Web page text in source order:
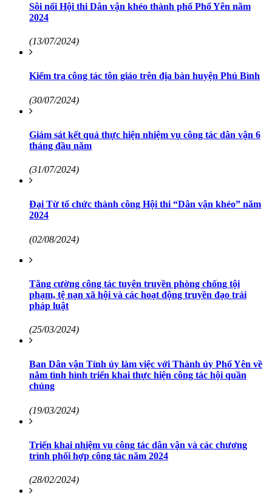
Sôi nổi Hội thi Dân vận khéo thành phố Phổ Yên năm
2024
(13/07/2024)
Kiểm tra công tác tôn giáo trên địa bàn huyện Phú Bình
(30/07/2024)
Giám sát kết quả thực hiện nhiệm vụ công tác dân vận 6
tháng đầu năm
(31/07/2024)
Đại Từ tổ chức thành công Hội thi “Dân vận khéo” năm
2024
(02/08/2024)
Tăng cường công tác tuyên truyền phòng chống tội
phạm, tệ nạn xã hội và các hoạt động truyền đạo trái
pháp luật
(25/03/2024)
Ban Dân vận Tỉnh ủy làm việc với Thành ủy Phổ Yên về
nắm tình hình triển khai thực hiện công tác hội quần
chúng
(19/03/2024)
Triển khai nhiệm vụ công tác dân vận và các chương
trình phối hợp công tác năm 2024
(28/02/2024)